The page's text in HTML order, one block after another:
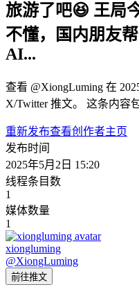
旅游了吧😆 王局
不懂，国内朋友
AI...
查看 @XiongLuming 在
X/Twitter 推文。 这条内容
重新发布查看创作者主页
发布时间
2025年5月2日 15:20
线程条目数
1
媒体数量
1
xiongluming
@XiongLuming
前往推文